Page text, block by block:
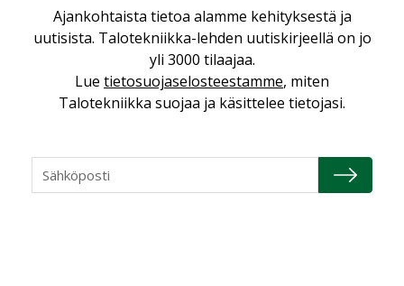
Jarno Hacklin Cervin yrityskaupasta:
”Asiakkaat hakevat kumppaneita, jotka
yhdistävät useita teknisiä osaamisalueita
saman katon alle”
AJANKOHTAISTA
KOLUMNI,
Ajankohtaista tietoa alamme kehityksestä ja
uutisista. Talotekniikka-lehden uutiskirjeellä on jo
yli 3000 tilaajaa.
Lue tietosuojaselosteestamme, miten
Talotekniikka suojaa ja käsittelee tietojasi.